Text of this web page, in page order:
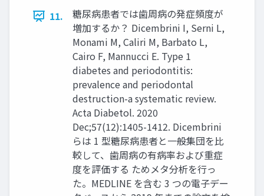
11.
糖尿病患者では歯周病の発症頻度が
増加するか？ Dicembrini I, Serni L,
Monami M, Caliri M, Barbato L,
Cairo F, Mannucci E. Type 1
diabetes and periodontitis:
prevalence and periodontal
destruction-a systematic review.
Acta Diabetol. 2020
Dec;57(12):1405-1412. Dicembrini
らは 1 型糖尿病患者と一般集団を比
較して、歯周病の有病率および重症
度を評価する ためメタ分析を行っ
た。MEDLINE を含む 3 つの電子デー